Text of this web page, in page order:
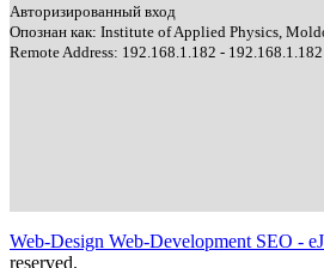
Авторизированный вход
Опознан как: Institute of Applied Physics,
Remote Address: 192.168.1.182 - 192.168.1.182
Web-Design Web-Development SEO -
reserved.